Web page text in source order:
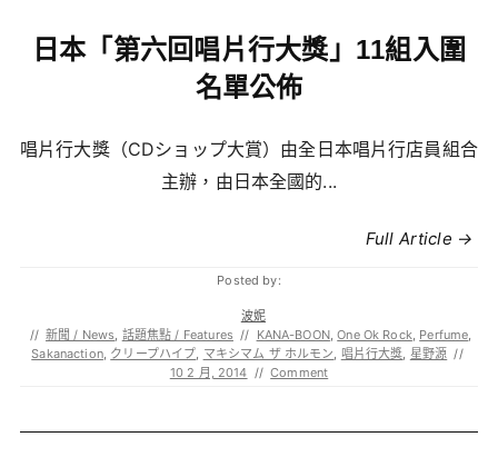
日本「第六回唱片行大獎」11組入圍
名單公佈
唱片行大獎（CDショップ大賞）由全日本唱片行店員組合
主辦，由日本全國的...
Full Article →
Posted by:
波妮
// 新聞 / News, 話題焦點 / Features // KANA-BOON,One Ok Rock, Perfume,
Sakanaction, クリープハイプ, マキシマム ザ ホルモン, 唱片行大獎, 星野源 //
10 2 月, 2014 // Comment